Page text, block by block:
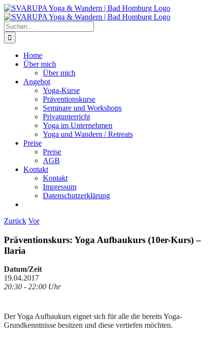
Zum
Inhalt
springen
Suche
nach:
Home
Über mich
Über mich
Angebot
Yoga-Kurse
Präventionskurse
Seminare und Workshops
Privatunterricht
Yoga im Unternehmen
Yoga und Wandern / Retreats
Preise
Preise
AGB
Kontakt
Kontakt
Impressum
Datenschutzerklärung
Zurück Vor
Präventionskurs: Yoga Aufbaukurs (10er-Kurs) –
Ilaria
Datum/Zeit
19.04.2017
20:30 - 22:00 Uhr
Der Yoga Aufbaukurs eignet sich für alle die bereits Yoga-
Grundkenntnisse besitzen und diese vertiefen möchten.